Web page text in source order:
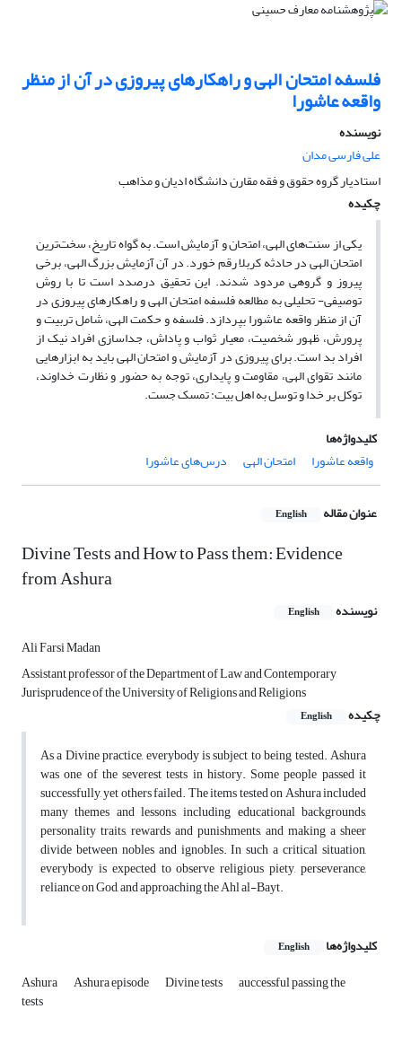
فلسفه امتحان الهی و راهکارهای پیروزی در آن از منظر
واقعه عاشورا
نویسنده
علی فارسی مدان
استادیار گروه حقوق و فقه مقارن دانشگاه ادیان و مذاهب
چکیده
یکی از سنت‌های الهی، امتحان و آزمایش است. به گواه تاریخ، سخت‌ترین
امتحان الهی در حادثه کربلا رقم خورد. در آن آزمایش بزرگ الهی، برخی
پیروز و گروهی مردود شدند. این تحقیق درصدد است تا با روش
توصیفی- تحلیلی به مطالعه فلسفه امتحان الهی و راهکارهای پیروزی در
آن از منظر واقعه عاشورا بپردازد. فلسفه و حکمت الهی، شامل تربیت و
پرورش، ظهور شخصیت، معیار ثواب و پاداش، جداسازی افراد نیک از
افراد بد است. برای پیروزی در آزمایش و امتحان الهی باید به ابزارهایی
مانند تقوای الهی، مقاومت و پایداری، توجه به حضور و نظارت خداوند،
توکل بر خدا و توسل به اهل بیت: تمسک جست.
کلیدواژه‌ها
واقعه عاشورا
امتحان الهی درس‌های عاشورا
عنوان مقاله English
Divine Tests and How to Pass them: Evidence
from Ashura
نویسنده English
Ali Farsi Madan
Assistant professor of the Department of Law and Contemporary
Jurisprudence of the University of Religions and Religions
چکیده
English
As a Divine practice, everybody is subject to being tested. Ashura
was one of the severest tests in history. Some people passed it
successfully, yet others failed. The items tested on Ashura included
many themes and lessons, including educational backgrounds,
personality traits, rewards and punishments, and making a sheer
divide between nobles and ignobles. In such a critical situation,
everybody is expected to observe religious piety, perseverance,
reliance on God, and approaching the Ahl al-Bayt.
کلیدواژه‌ها English
Ashura Ashura episode Divine tests auccessful passing the
tests